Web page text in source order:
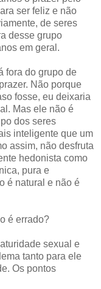
ser feliz e não
de seres
desse grupo
em geral.
fora do grupo de
Não porque
fosse, eu deixaria
Mas ele não é
dos seres
inteligente que um
assim, não desfruta
hedonista como
pura e
é natural e não é
é errado?
sexual e
tanto para ele
Os pontos